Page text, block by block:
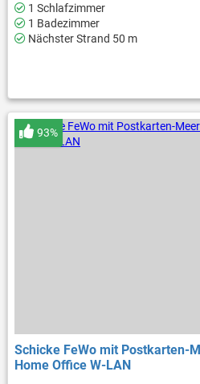
1 Schlafzimmer
1 Badezimmer
Nächster Strand 50 m
Schicke FeWo mit Postkarten-
Home Office W-LAN
93%